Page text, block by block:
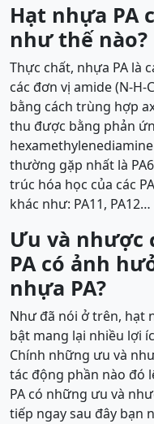
Hạt nhựa PA
như thế nào?
Thực chất, nhựa PA là
các đơn vị amide (N-H-
bằng cách trùng hợp
thu được bằng phản
thường gặp nhất là
trúc hóa học của các
khác như: PA11, PA12…
Ưu và nhược
PA có ảnh
nhựa PA?
Như đã nói ở trên, hạt
bật mang lại nhiều lợi
Chính những ưu và
tác động phần nào đó
PA có những ưu và
tiếp ngay sau đây bạn